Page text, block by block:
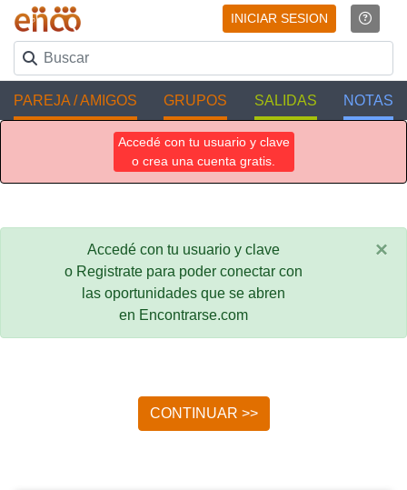
INICIAR SESION
PAREJA / AMIGOS GRUPOS SALIDAS NOTAS
Accedé con tu usuario y clave
o crea una cuenta gratis.
Accedé con tu usuario y clave
o Registrate para poder conectar con
las oportunidades que se abren
en Encontrarse.com
×
CONTINUAR >>